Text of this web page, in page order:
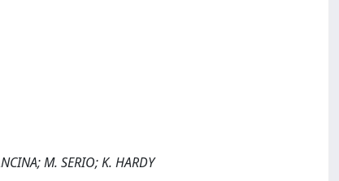
M. SERIO; K. HARDY